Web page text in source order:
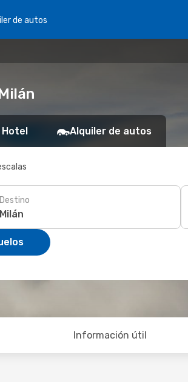
de autos
Hotel Alquiler de autos
Destino
Información útil